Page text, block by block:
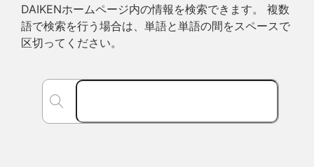
DAIKENホームページ内の情報を検索できます。 複数
語で検索を行う場合は、単語と単語の間をスペースで
区切ってください。